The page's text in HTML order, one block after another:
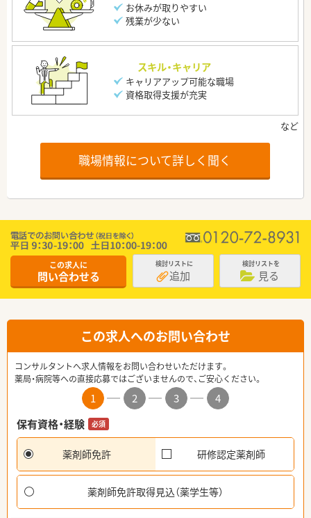
お休みが取りやすい
残業が少ない
スキル・キャリア
キャリアアップ可能な職場
資格取得支援が充実
職場情報について詳しく聞く
この求人に
問い合わせる
検討リストに
追加
検討リストを
見る
この求人へのお問い合わせ
コンサルタントへ求人情報をお問い合わせいただけます。
薬局・病院等への直接応募ではございませんので、ご安心ください。
1 2 3
4
保有資格・経験
必須
薬剤師免許 研修認定薬剤師
薬剤師免許取得見込（薬学生等）